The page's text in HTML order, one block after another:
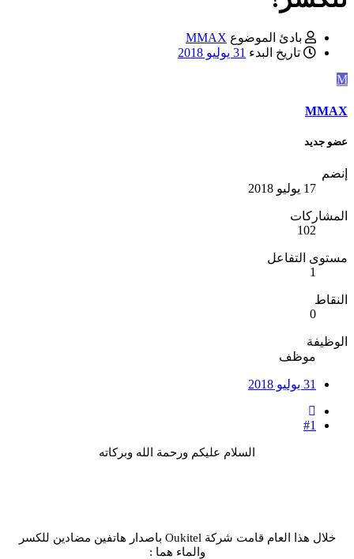
بادئ الموضوع MMAX
تاريخ البدء 31 يوليو 2018
M
MMAX
عضو جديد
إنضم
17 يوليو 2018
المشاركات
102
مستوى التفاعل
1
النقاط
0
الوظيفة
موظف
31 يوليو 2018
#1
السلام عليكم ورحمة الله وبركاته
خلال هذا العام قامت شركة Oukitel باصدار هاتفين مضادين للكسر
والماء هما :